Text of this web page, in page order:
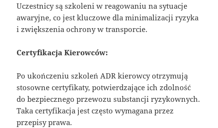
Uczestnicy są szkoleni w reagowaniu na sytuacje
awaryjne, co jest kluczowe dla minimalizacji ryzyka
i zwiększenia ochrony w transporcie.
Certyfikacja Kierowców:
Po ukończeniu szkoleń ADR kierowcy otrzymują
stosowne certyfikaty, potwierdzające ich zdolność
do bezpiecznego przewozu substancji ryzykownych.
Taka certyfikacja jest często wymagana przez
przepisy prawa.